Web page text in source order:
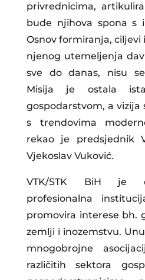
privrednicima,
bude njihova spona s
Osnov formiranja, ciljevi
njenog utemeljenja
sve do danas, nisu
Misija je ostala
gospodarstvom, a vizija
s trendovima
rekao je predsjednik
Vjekoslav Vuković.
VTK/STK BiH je
profesionalna
promovira interese bh.
zemlji i inozemstvu.
mnogobrojne
različitih sektora